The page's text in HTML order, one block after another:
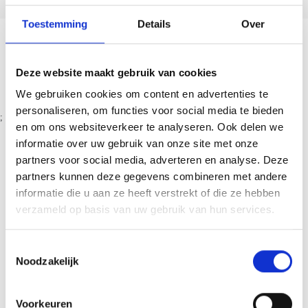
Toestemming Details Over
Deze website maakt gebruik van cookies
We gebruiken cookies om content en advertenties te
personaliseren, om functies voor social media te bieden
en om ons websiteverkeer te analyseren. Ook delen we
informatie over uw gebruik van onze site met onze
partners voor social media, adverteren en analyse. Deze
partners kunnen deze gegevens combineren met andere
informatie die u aan ze heeft verstrekt of die ze hebben
verzameld op basis van uw gebruik van hun services.
Noodzakelijk
Voorkeuren
;
Vergelijkbare
berichten